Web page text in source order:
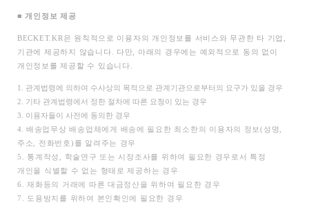
■ 개인정보 제공
BECKET.KR 은 원칙적으로 이용자의 개인정보를 서비스와 무관한 타 기업,
기관에 제공하지 않습니다. 다만, 아래의 경우에는 예외적으로 동의 없이
개인정보를 제공할 수 있습니다.
1. 관계법령에 의하여 수사상의 목적으로 관계기관으로부터의 요구가 있을 경우
2. 기타 관계법령에서 정한 절차에 따른 요청이 있는 경우
3. 이용자들이 사전에 동의한 경우
4.
배송업무상 배송업체에게 배송에 필요한 최소한의 이용자의 정보(성명,
주소, 전화번호)를 알려주는 경우
5. 통계작성, 학술연구 또는 시장조사를 위하여 필요한 경우로서 특정
개인을 식별할 수 없는 형태로 제공하는 경우
6.재화등의 거래에 따른 대금정산을 위하여 필요한 경우
7.
도용방지를 위하여 본인확인에 필요한 경우